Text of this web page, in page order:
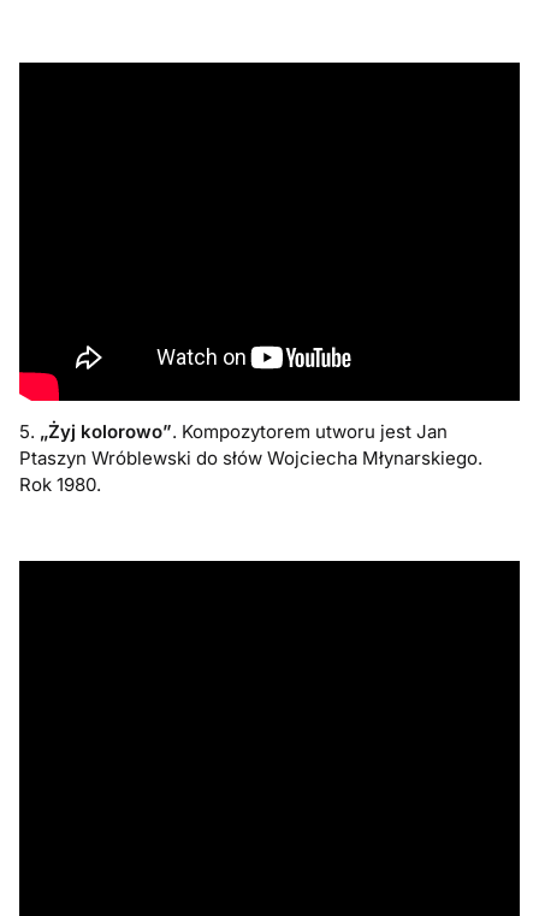
5. „Żyj kolorowo”. Kompozytorem utworu jest Jan
Ptaszyn Wróblewski do słów Wojciecha Młynarskiego.
Rok 1980.